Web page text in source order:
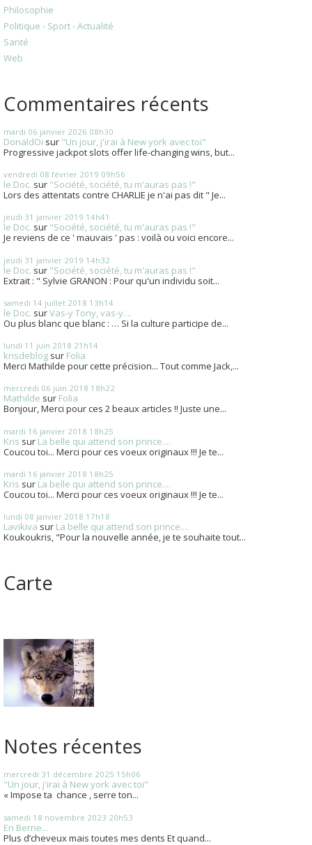
Philosophie
Politique - Sport - Actualité
Santé
Web
Commentaires récents
mardi 06 janvier 2026 08h30
DonaldOi sur "Un jour, j'irai à New york avec toi"
Progressive jackpot slots offer life-changing wins, but...
vendredi 08 février 2019 09h56
le Doc. sur "Société, société, tu m'auras pas !"
Lors des attentats contre CHARLIE je n'ai pas dit " Je...
jeudi 31 janvier 2019 14h41
le Doc. sur "Société, société, tu m'auras pas !"
Je reviens de ce ' mauvais ' pas : voilà ou voici encore...
jeudi 31 janvier 2019 14h32
le Doc. sur "Société, société, tu m'auras pas !"
Extrait : " Sylvie GRANON : Pour qu'un individu soit...
samedi 14 juillet 2018 13h14
le Doc. surVas-y Tony, vas-y....
Ou plus blanc que blanc : … Si la culture participe de...
lundi 11 juin 2018 21h14
krisdeblog sur Folia
Merci Mathilde pour cette précision... Tout comme Jack,...
mercredi 06 juin 2018 18h22
Mathilde sur Folia
Bonjour, Merci pour ces 2 beaux articles !! Juste une...
mardi 16 janvier 2018 18h25
Kris sur La belle qui attend son prince....
Coucou toi... Merci pour ces voeux originaux !!! Je te...
mardi 16 janvier 2018 18h25
Kris sur La belle qui attend son prince....
Coucou toi... Merci pour ces voeux originaux !!! Je te...
lundi 08 janvier 2018 17h18
Lavikiva sur La belle qui attend son prince....
Koukoukris, "Pour la nouvelle année, je te souhaite tout...
Carte
Notes récentes
mercredi 31 décembre 2025 15h06
"Un jour, j'irai à New york avec toi"
« Impose ta chance , serre ton...
samedi 18 novembre 2023 20h53
En Berne...
Plus d’cheveux mais toutes mes dents Et quand...